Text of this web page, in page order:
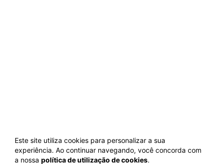
Este site utiliza cookies para personalizar a sua
experiência. Ao continuar navegando, você concorda com
a nossa política de utilização de cookies.